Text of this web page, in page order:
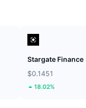
Stargate Finance
$0.1451
18.02%